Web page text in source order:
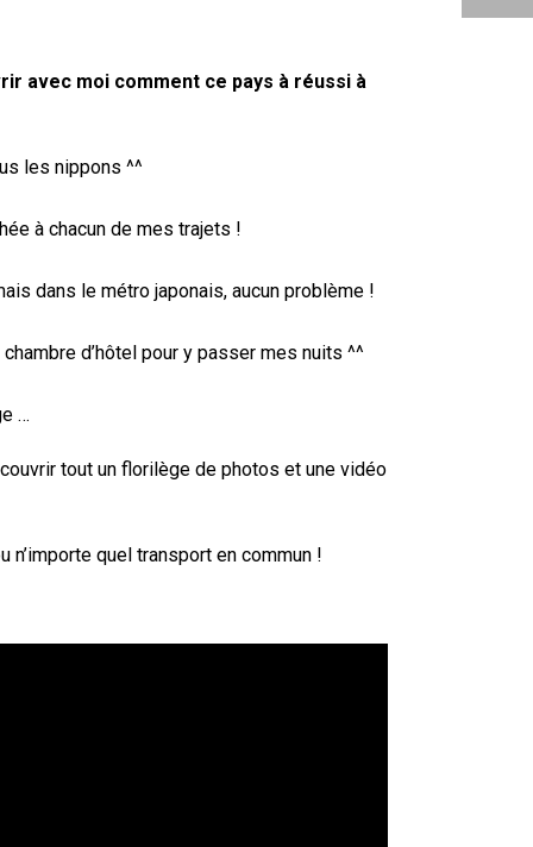
avec moi comment ce pays à réussi à
les nippons ^^
à chacun de mes trajets !
dans le métro japonais, aucun problème !
d’hôtel pour y passer mes nuits ^^
…
tout un florilège de photos et une vidéo
quel transport en commun !